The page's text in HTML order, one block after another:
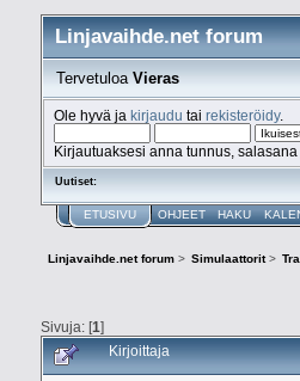
Linjavaihde.net forum
TervetuloaVieras
Ole hyvä ja kirjaudu tai rekisteröidy.
Kirjautuaksesi anna tunnus,
Uutiset:
ETUSIVU OHJEET HAKU
Linjavaihde.net forum > Simulaattorit>
Sivuja: [1]
Kirjoittaja